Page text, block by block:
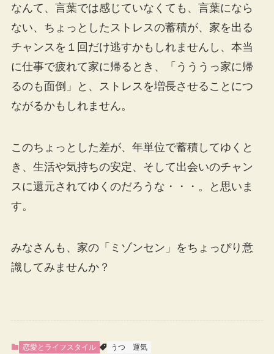
なんて、言葉では感じていなくても、言葉になら
ない、ちょっとしたストレスの蓄積が、家を出る
チャンスを１回だけ逃すかもしれませんし、本当
に仕事で疲れて家に帰るとき、「うううっ家に帰
るのも面倒」と、ストレスを増長させることにつ
ながるかもしれません。
このちょっとした差が、年単位で蓄積してゆくと
き、生活や気持ちの安定、そして出会いのチャン
スに還元されてゆくのだろうな・・・。と思いま
す。
みなさんも、家の「ミゾンセン」をちょっぴり意
識してみませんか？
恋愛とライフスタイル うつ 運気